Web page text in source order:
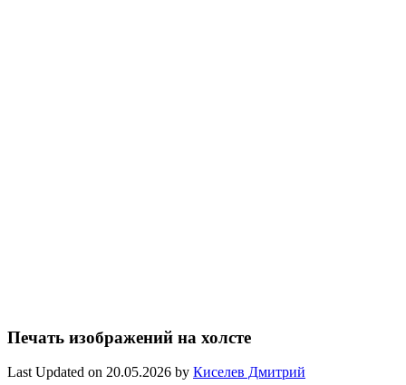
Печать изображений на холсте
Last Updated on 20.05.2026 by Киселев Дмитрий